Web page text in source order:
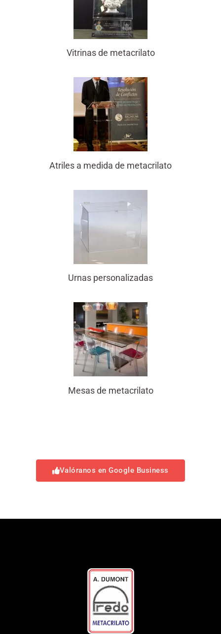
Vitrinas de metacrilato
Atriles a medida de metacrilato
Urnas personalizadas
Mesas de metacrilato
Valóranos en Google Business